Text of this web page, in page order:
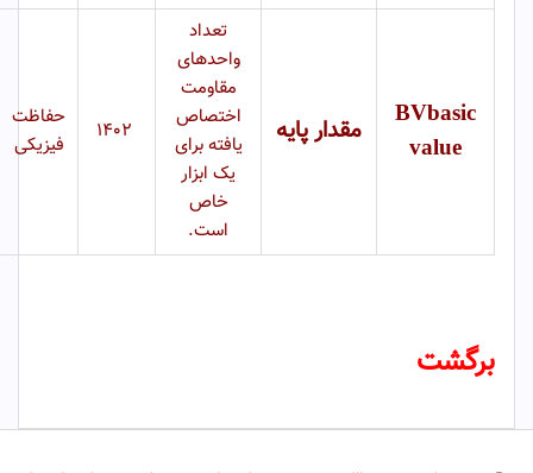
BVbasic
value
مقدار پایه
تعداد
واحدهای
مقاومت
اختصاص
یافته برای
یک ابزار
خاص
است.
حفاظت
فیزیکی
برگشت